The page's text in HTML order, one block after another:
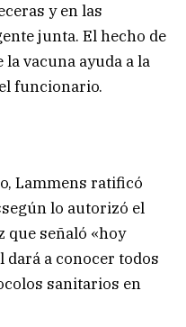
y en las
junta. El hecho de
vacuna ayuda a la
funcionario.
Lammens ratificó
lo autorizó el
que señaló «hoy
a conocer todos
sanitarios en